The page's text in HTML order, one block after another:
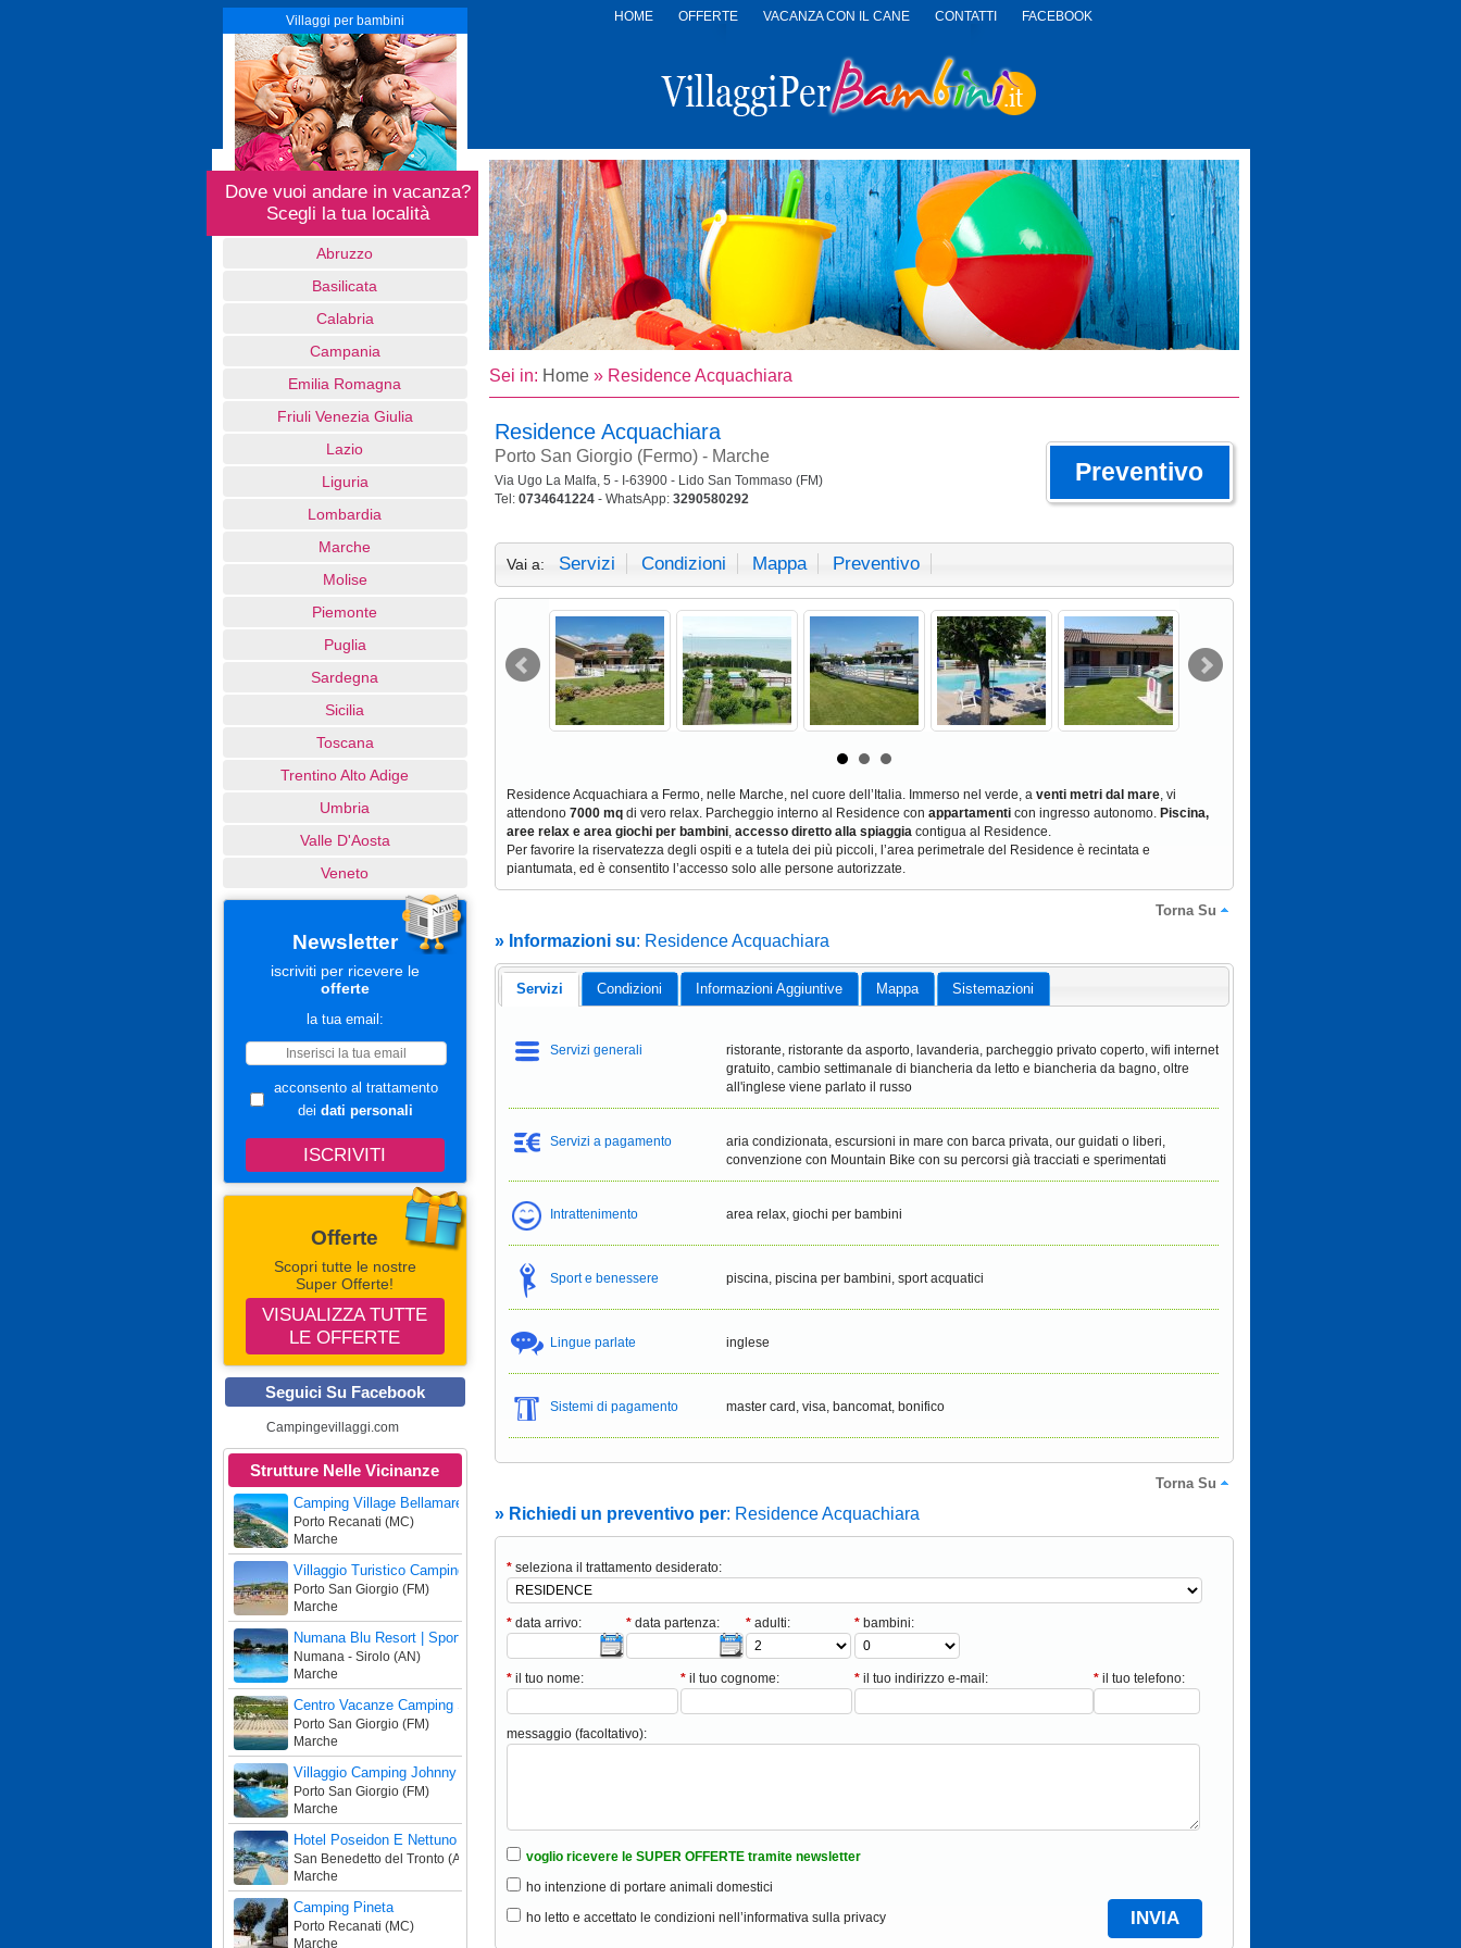
HOME OFFERTE VACANZA CON IL CANE CONTATTI
FACEBOOK
PER
BAMBINI
Villaggi per bambini
Dove vuoi andare in vacanza?
Scegli la tua località
Abruzzo
Basilicata
Calabria
Campania
Emilia Romagna
Friuli Venezia Giulia
Lazio
Liguria
Lombardia
Marche
Molise
Piemonte
Puglia
Sardegna
Sicilia
Toscana
Trentino Alto Adige
Umbria
Valle D'Aosta
Veneto
Newsletter
iscriviti per ricevere le
offerte
la tua email:
acconsento al trattamento
dei dati personali
Offerte
Scopri tutte le nostre
Super Offerte!
VISUALIZZA TUTTE
LE OFFERTE
Seguici Su Facebook
Campingevillaggi.com
Strutture Nelle Vicinanze
Camping Village Bellamare
Porto Recanati (MC)
Marche
Villaggio Turistico Camping Boomerang
Porto San Giorgio (FM)
Marche
Numana Blu Resort | Sport • Fun • Kids
Numana - Sirolo (AN)
Marche
Centro Vacanze Camping Spinnaker
Porto San Giorgio (FM)
Marche
Villaggio Camping Johnny
Porto San Giorgio (FM)
Marche
Hotel Poseidon E Nettuno
San Benedetto del Tronto (AP)
Marche
Camping Pineta
Porto Recanati (MC)
Marche
Sei in: Home» Residence Acquachiara
Residence Acquachiara
Porto San Giorgio (Fermo) - Marche
Via Ugo La Malfa, 5 - I-63900 - Lido San Tommaso (FM)
Tel: 0734641224- WhatsApp: 3290580292
Preventivo
Vai a: Servizi Condizioni Mappa Preventivo
Residence Acquachiara a Fermo, nelle Marche, nel cuore dell’Italia. Immerso nel verde, a venti metri dal mare, vi
attendono 7000 mqdi vero relax. Parcheggio interno al Residence con appartamenticon ingresso autonomo. Piscina,
aree relax e area giochi per bambini, accesso diretto alla spiaggiacontigua al Residence.
Per favorire la riservatezza degli ospiti e a tutela dei più piccoli, l’area perimetrale del Residence è recintata e
piantumata, ed è consentito l’accesso solo alle persone autorizzate.
Torna Su
» Informazioni su: Residence Acquachiara
Servizi Condizioni Informazioni Aggiuntive Mappa Sistemazioni
Servizi generali
ristorante, ristorante da asporto, lavanderia, parcheggio privato coperto, wifi internet
gratuito, cambio settimanale di biancheria da letto e biancheria da bagno, oltre
all'inglese viene parlato il russo
Servizi a pagamento
aria condizionata, escursioni in mare con barca privata, our guidati o liberi,
convenzione con Mountain Bike con su percorsi già tracciati e sperimentati
Intrattenimento area relax, giochi per bambini
Sport e benessere piscina, piscina per bambini, sport acquatici
Lingue parlate inglese
Sistemi di pagamento master card, visa, bancomat, bonifico
Torna Su
» Richiedi un preventivo per: Residence Acquachiara
*seleziona il trattamento desiderato:
*data arrivo: *data partenza: *adulti: *bambini:
*il tuo nome: *il tuo cognome: *il tuo indirizzo e-mail: *il tuo telefono:
messaggio (facoltativo):
voglio ricevere le SUPER OFFERTE tramite newsletter
ho intenzione di portare animali domestici
ho letto e accettato le condizioni nell’informativa sulla privacy